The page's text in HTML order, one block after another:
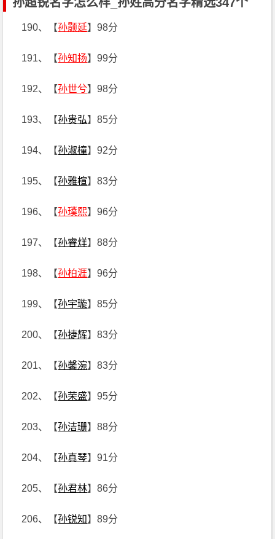
190、【孙颢延】98分
191、【孙知扬】99分
192、【孙世兮】98分
193、【孙贵弘】85分
194、【孙淑橦】92分
195、【孙雅楦】83分
196、【孙璞熙】96分
197、【孙睿烊】88分
198、【孙柏涯】96分
199、【孙宇璇】85分
200、【孙捷辉】83分
201、【孙馨涴】83分
202、【孙荣盛】95分
203、【孙洁珊】88分
204、【孙真琴】91分
205、【孙君林】86分
206、【孙锐知】89分